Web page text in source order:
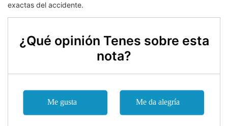
exactas del accidente.
¿Qué opinión Tenes sobre esta
nota?